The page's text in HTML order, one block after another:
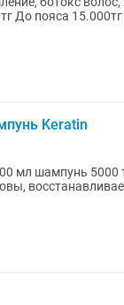
До пояса 15.000тг
Keratin